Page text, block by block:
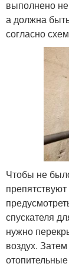
выполнено
а должна
согласно
Чтобы не
спускателя
нужно
воздух.